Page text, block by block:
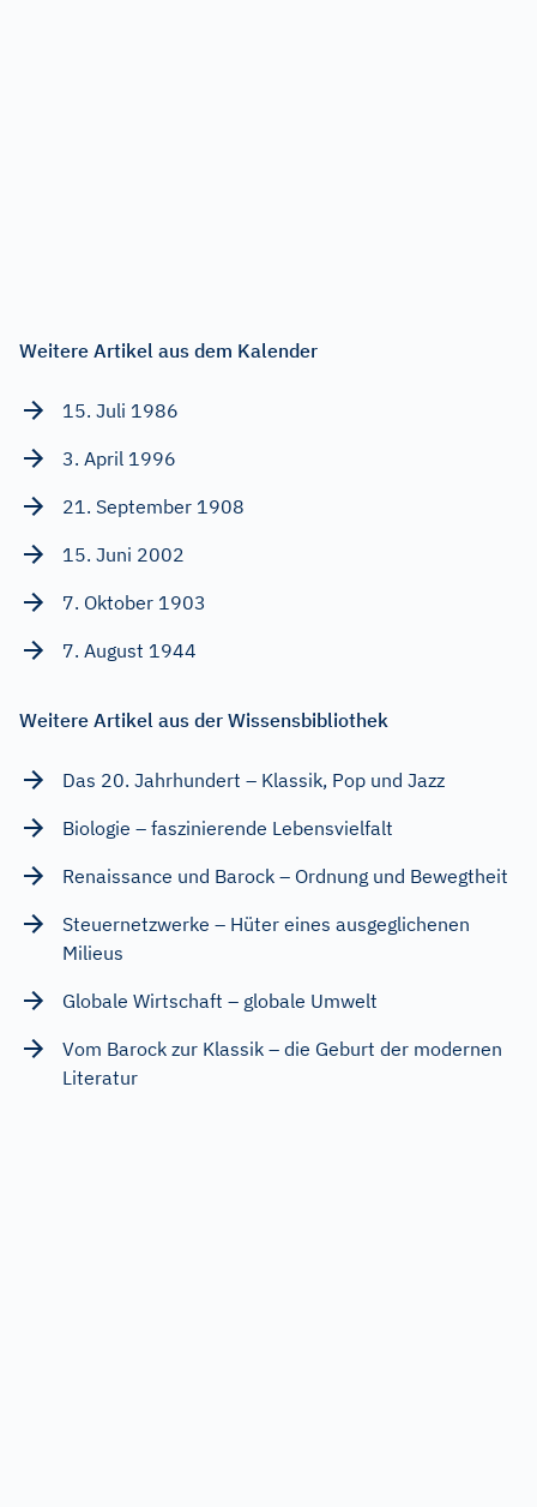
Weitere Artikel aus dem Kalender
15. Juli 1986
3. April 1996
21. September 1908
15. Juni 2002
7. Oktober 1903
7. August 1944
Weitere Artikel aus der Wissensbibliothek
Das 20. Jahrhundert – Klassik, Pop und Jazz
Biologie – faszinierende Lebensvielfalt
Renaissance und Barock – Ordnung und Bewegtheit
Steuernetzwerke – Hüter eines ausgeglichenen
Milieus
Globale Wirtschaft – globale Umwelt
Vom Barock zur Klassik – die Geburt der modernen
Literatur